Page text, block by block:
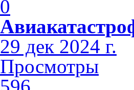
0
29 дек 2024 г.
Просмотры